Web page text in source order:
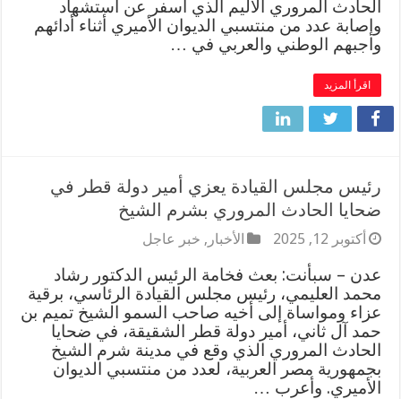
الحادث المروري الأليم الذي أسفر عن استشهاد
وإصابة عدد من منتسبي الديوان الأميري أثناء أدائهم
واجبهم الوطني والعربي في …
اقرأ المزيد
رئيس مجلس القيادة يعزي أمير دولة قطر في
ضحايا الحادث المروري بشرم الشيخ
أكتوبر 12, 2025 الأخبار , خبر عاجل
عدن – سبأنت: بعث فخامة الرئيس الدكتور رشاد
محمد العليمي، رئيس مجلس القيادة الرئاسي، برقية
عزاء ومواساة إلى أخيه صاحب السمو الشيخ تميم بن
حمد آل ثاني، أمير دولة قطر الشقيقة، في ضحايا
الحادث المروري الذي وقع في مدينة شرم الشيخ
بجمهورية مصر العربية، لعدد من منتسبي الديوان
الأميري. وأعرب …